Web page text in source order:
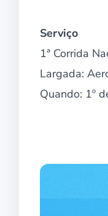
Serviço
1ª Corrida
Largada:
Quando: 1º